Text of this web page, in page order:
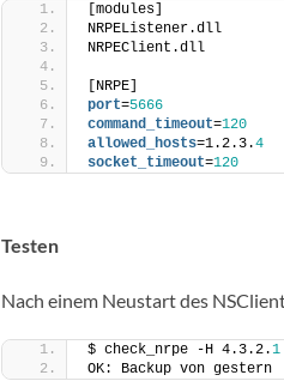
[modules]
NRPEListener.dll
NRPEClient.dll
[NRPE]
port=5666
command_timeout=120
allowed_hosts=1.2.3.4
socket_timeout=120
Testen
Nach einem Neustart des
$ check_nrpe -H 4.3.2.1
OK: Backup von gestern